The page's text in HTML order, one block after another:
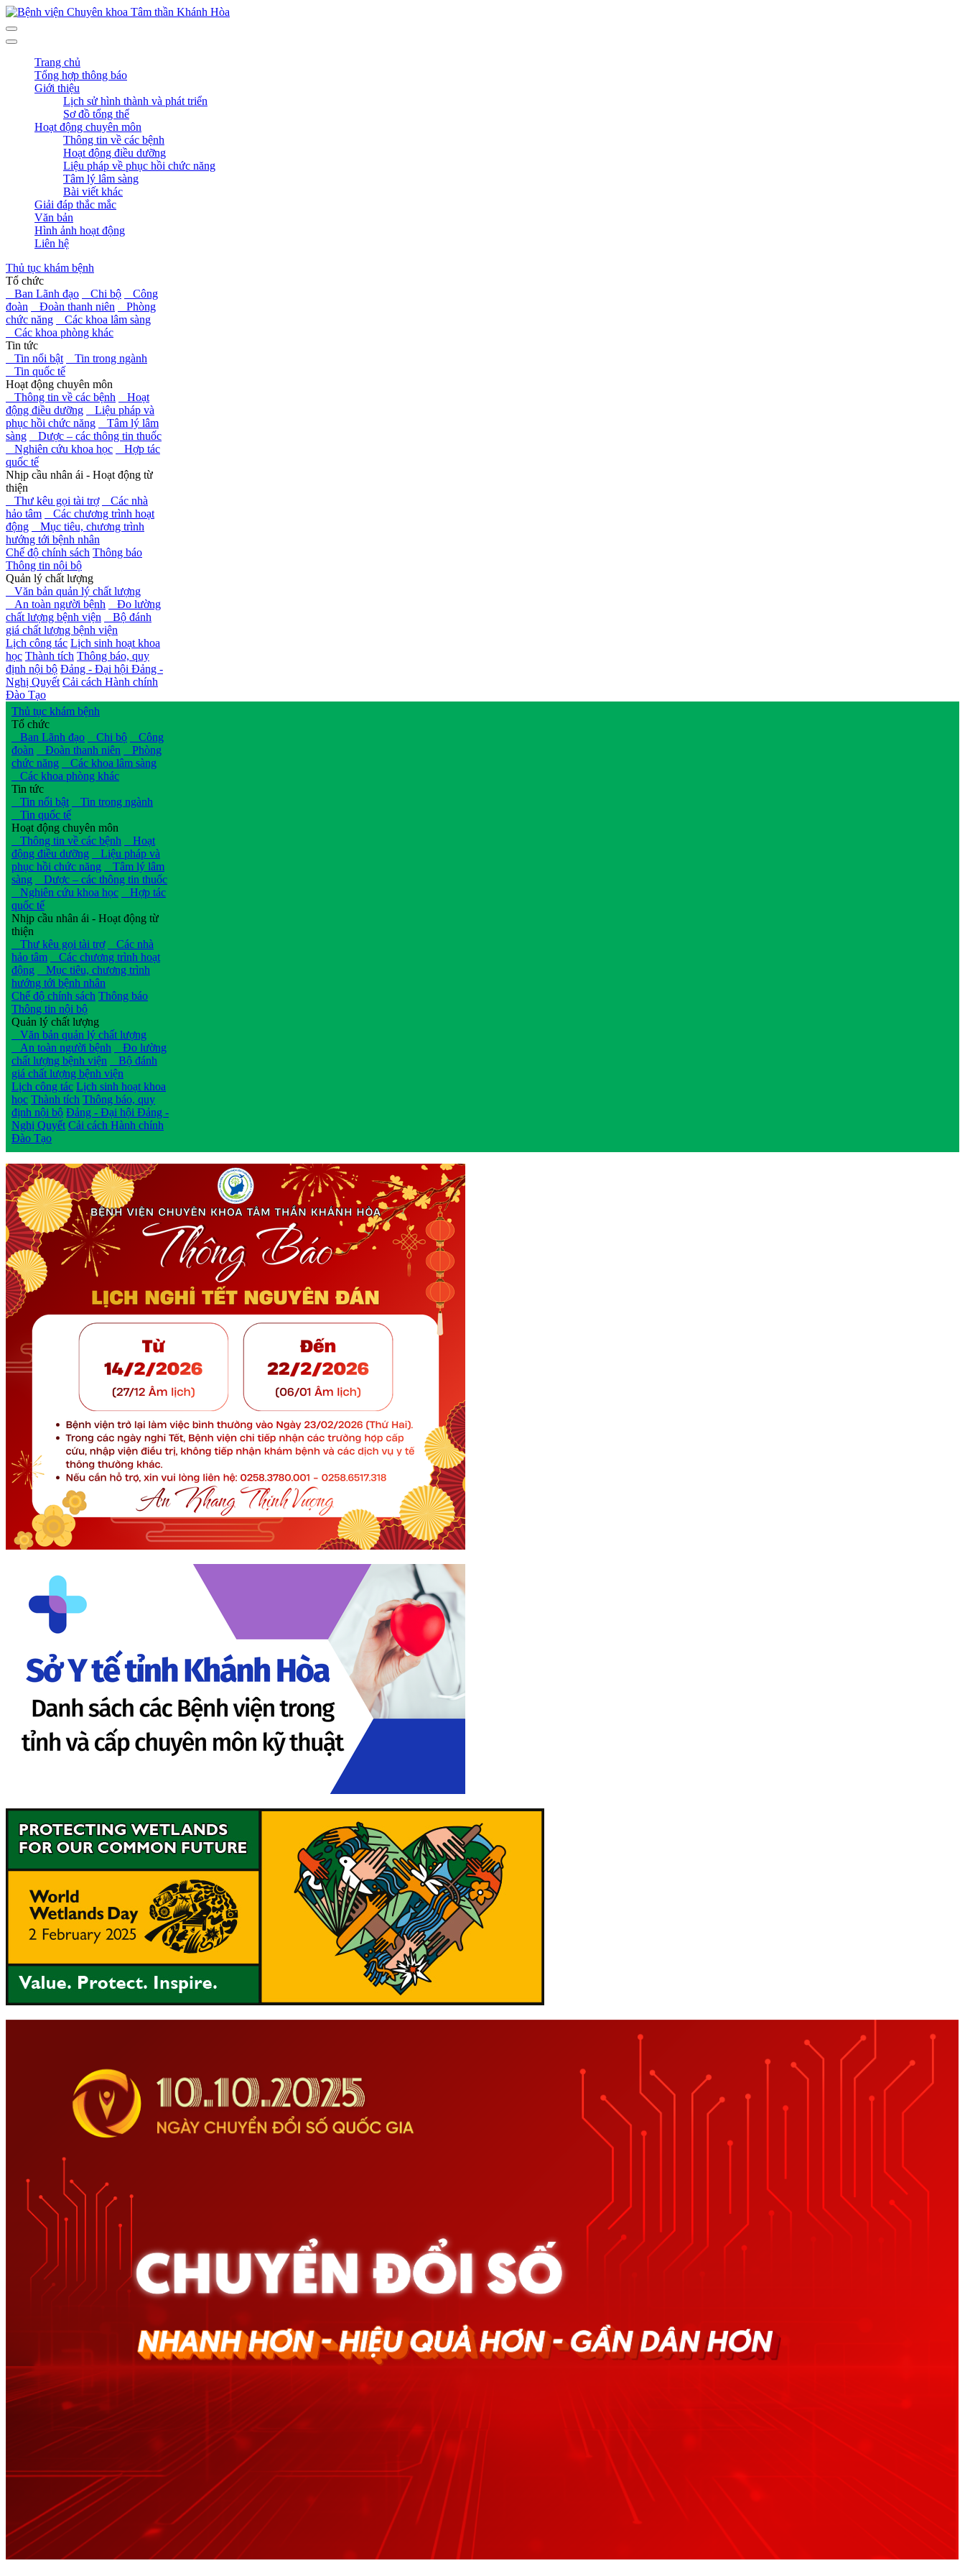
Trang chủ
Tổng hợp thông báo
Giới thiệu
Lịch sử hình thành và phát triển
Sơ đồ tổng thể
Hoạt động chuyên môn
Thông tin về các bệnh
Hoạt động điều dưỡng
Liệu pháp về phục hồi chức năng
Tâm lý lâm sàng
Bài viết khác
Giải đáp thắc mắc
Văn bản
Hình ảnh hoạt động
Liên hệ
Thủ tục khám bệnh
Tổ chức
Ban Lãnh đạo
Chi bộ
Công
đoàn
Đoàn thanh niên
Phòng
chức năng
Các khoa lâm sàng
Các khoa phòng khác
Tin tức
Tin nổi bật
Tin trong ngành
Tin quốc tế
Hoạt động chuyên môn
Thông tin về các bệnh
Hoạt
động điều dưỡng
Liệu pháp và
phục hồi chức năng
Tâm lý lâm
sàng
Dược – các thông tin thuốc
Nghiên cứu khoa học
Hợp tác
quốc tế
Nhịp cầu nhân ái - Hoạt động từ
thiện
Thư kêu gọi tài trợ
Các nhà
hảo tâm
Các chương trình hoạt
động
Mục tiêu, chương trình
hướng tới bệnh nhân
Chế độ chính sách Thông báo
Thông tin nội bộ
Quản lý chất lượng
Văn bản quản lý chất lượng
An toàn người bệnh
Đo lường
chất lượng bệnh viện
Bộ đánh
giá chất lượng bệnh viện
Lịch công tác Lịch sinh hoạt khoa
học Thành tích Thông báo, quy
định nội bộ Đảng - Đại hội Đảng -
Nghị Quyết Cải cách Hành chính
Đào Tạo
Thủ tục khám bệnh
Tổ chức
Ban Lãnh đạo
Chi bộ
Công
đoàn
Đoàn thanh niên
Phòng
chức năng
Các khoa lâm sàng
Các khoa phòng khác
Tin tức
Tin nổi bật
Tin trong ngành
Tin quốc tế
Hoạt động chuyên môn
Thông tin về các bệnh
Hoạt
động điều dưỡng
Liệu pháp và
phục hồi chức năng
Tâm lý lâm
sàng
Dược – các thông tin thuốc
Nghiên cứu khoa học
Hợp tác
quốc tế
Nhịp cầu nhân ái - Hoạt động từ
thiện
Thư kêu gọi tài trợ
Các nhà
hảo tâm
Các chương trình hoạt
động
Mục tiêu, chương trình
hướng tới bệnh nhân
Chế độ chính sách Thông báo
Thông tin nội bộ
Quản lý chất lượng
Văn bản quản lý chất lượng
An toàn người bệnh
Đo lường
chất lượng bệnh viện
Bộ đánh
giá chất lượng bệnh viện
Lịch công tác Lịch sinh hoạt khoa
học Thành tích Thông báo, quy
định nội bộ Đảng - Đại hội Đảng -
Nghị Quyết Cải cách Hành chính
Đào Tạo